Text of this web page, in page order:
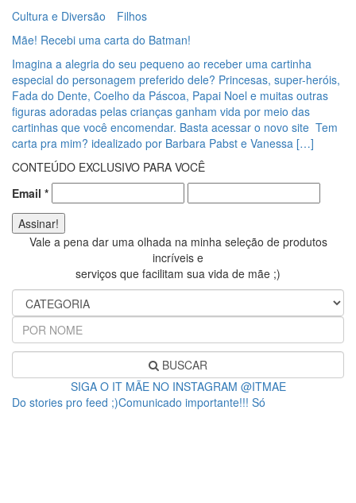
Cultura e Diversão
Filhos
Mãe! Recebi uma carta do Batman!
Imagina a alegria do seu pequeno ao receber uma cartinha
especial do personagem preferido dele? Princesas, super-heróis,
Fada do Dente, Coelho da Páscoa, Papai Noel e muitas outras
figuras adoradas pelas crianças ganham vida por meio das
cartinhas que você encomendar. Basta acessar o novo site Tem
carta pra mim? idealizado por Barbara Pabst e Vanessa […]
CONTEÚDO EXCLUSIVO PARA VOCÊ
Email *
Vale a pena dar uma olhada na minha seleção de produtos
incríveis e
serviços que facilitam sua vida de mãe ;)
BUSCAR
SIGA O IT MÃE NO INSTAGRAM @ITMAE
Do stories pro feed ;)Comunicado importante!!! Só